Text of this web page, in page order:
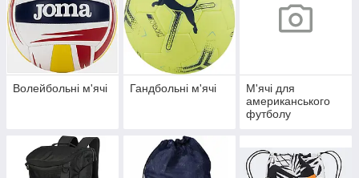
Волейбольні м'ячі Гандбольні м'ячі
М'ячі для
американського
футболу